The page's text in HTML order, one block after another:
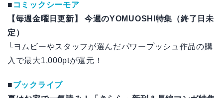
■ コミックシーモア
【毎週金曜日更新】 今週のYOMUOSHI特集（終了日未
定）
└ヨムビーやスタッフが選んだパワープッシュ作品の購
入で最大1,000ptが還元！
■ブックライブ